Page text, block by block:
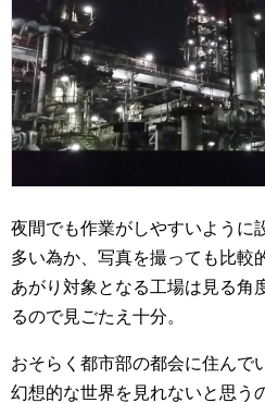
夜間でも作業がしやすいように
多い為か、写真を撮っても比較
あがり対象となる工場は見る角
るので見ごたえ十分。
おそらく都市部の都会に住んで
幻想的な世界を見れないと思う